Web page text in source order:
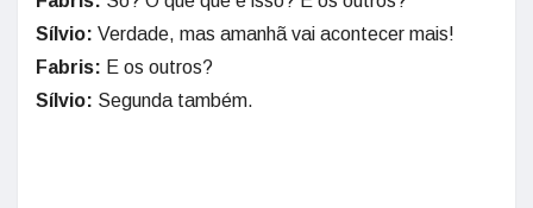
Sílvio: Verdade, mas amanhã vai acontecer mais!
Fabris: E os outros?
Sílvio: Segunda também.